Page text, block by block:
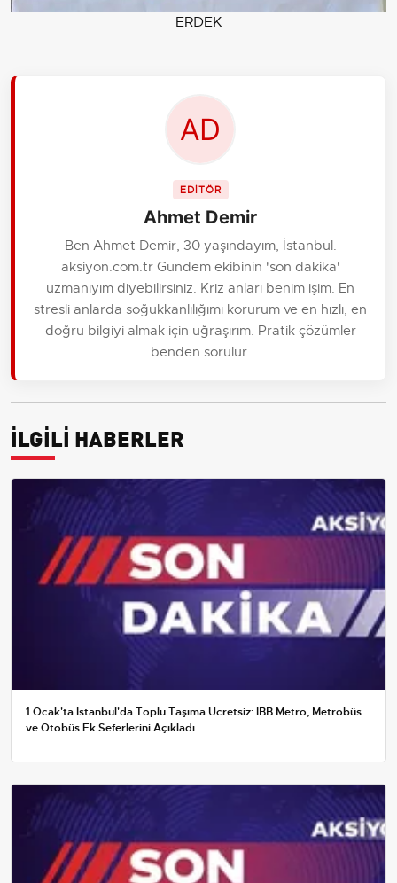
ERDEK
EDİTÖR
Ahmet Demir
Ben Ahmet Demir, 30 yaşındayım, İstanbul.
aksiyon.com.tr Gündem ekibinin 'son dakika'
uzmanıyım diyebilirsiniz. Kriz anları benim işim. En
stresli anlarda soğukkanlılığımı korurum ve en hızlı, en
doğru bilgiyi almak için uğraşırım. Pratik çözümler
benden sorulur.
İLGİLİ HABERLER
1 Ocak'ta İstanbul'da Toplu Taşıma Ücretsiz: İBB Metro, Metrobüs
ve Otobüs Ek Seferlerini Açıkladı